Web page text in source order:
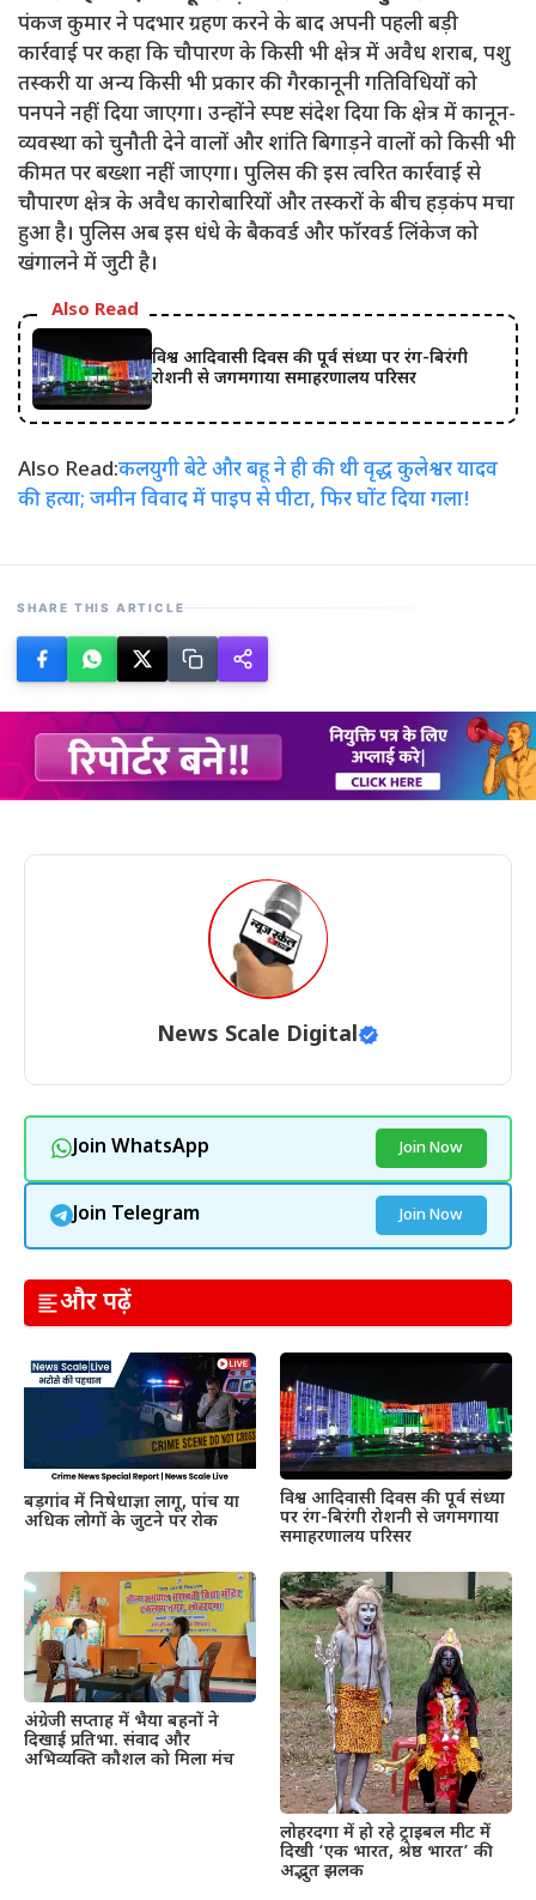
पंकज कुमार ने पदभार ग्रहण करने के बाद अपनी पहली बड़ी
कार्रवाई पर कहा कि चौपारण के किसी भी क्षेत्र में अवैध शराब, पशु
तस्करी या अन्य किसी भी प्रकार की गैरकानूनी गतिविधियों को
पनपने नहीं दिया जाएगा। उन्होंने स्पष्ट संदेश दिया कि क्षेत्र में कानून-
व्यवस्था को चुनौती देने वालों और शांति बिगाड़ने वालों को किसी भी
कीमत पर बख्शा नहीं जाएगा। पुलिस की इस त्वरित कार्रवाई से
चौपारण क्षेत्र के अवैध कारोबारियों और तस्करों के बीच हड़कंप मचा
हुआ है। पुलिस अब इस धंधे के बैकवर्ड और फॉरवर्ड लिंकेज को
खंगालने में जुटी है।
Also Read
विश्व आदिवासी दिवस की पूर्व संध्या पर रंग-बिरंगी
रोशनी से जगमगाया समाहरणालय परिसर
Also Read:कलयुगी बेटे और बहू ने ही की थी वृद्ध कुलेश्वर यादव
की हत्या; जमीन विवाद में पाइप से पीटा, फिर घोंट दिया गला!
SHARE THIS ARTICLE
News Scale Digital
Join WhatsApp Join Now
Join Telegram Join Now
और पढ़ें
बड़गांव में निषेधाज्ञा लागू, पांच या
अधिक लोगों के जुटने पर रोक
विश्व आदिवासी दिवस की पूर्व संध्या
पर रंग-बिरंगी रोशनी से जगमगाया
समाहरणालय परिसर
अंग्रेजी सप्ताह में भैया बहनों ने
दिखाई प्रतिभा. संवाद और
अभिव्यक्ति कौशल को मिला मंच
लोहरदगा में हो रहे ट्राइबल मीट में
दिखी ‘एक भारत, श्रेष्ठ भारत’ की
अद्भुत झलक